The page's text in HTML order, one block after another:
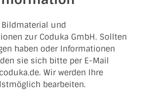
und
zur Coduka GmbH. Sollten
haben oder Informationen
sie sich bitte per E-Mail
Wir werden Ihre
bearbeiten.